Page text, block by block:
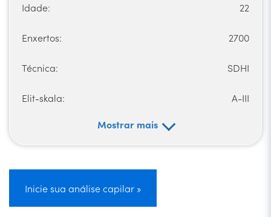
Idade: 22
Enxertos: 2700
Técnica: SDHI
Elit-skala:
A-III
Mostrar mais
Inicie sua análise capilar »